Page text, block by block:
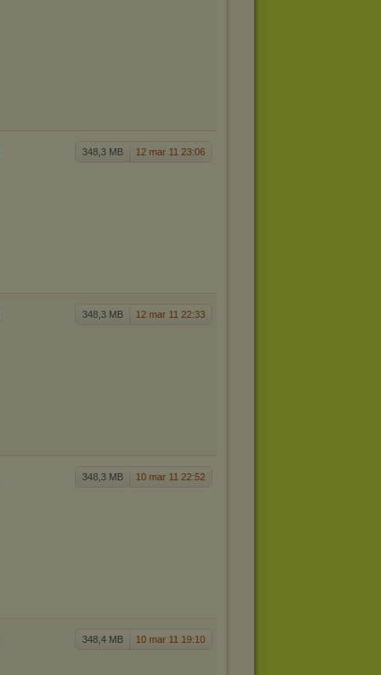
348,3 MB 12 mar 11 23:06
348,3 MB 12 mar 11 22:33
348,3 MB 10 mar 11 22:52
348,4 MB 10 mar 11 19:10